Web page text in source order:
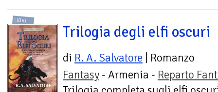
LIBRI
Trilogia degli elfi oscuri
di R. A. Salvatore | Romanzo
Fantasy - Armenia - Reparto